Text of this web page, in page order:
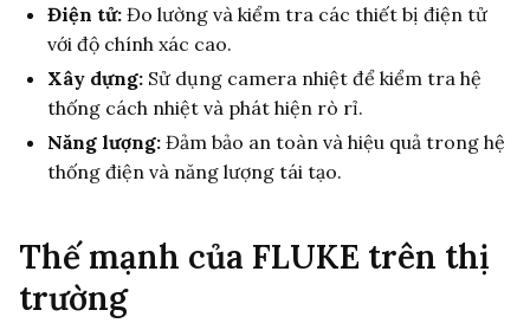
Điện tử: Đo lường và kiểm tra các thiết bị điện tử
với độ chính xác cao.
Xây dựng: Sử dụng camera nhiệt để kiểm tra hệ
thống cách nhiệt và phát hiện rò rỉ.
Năng lượng: Đảm bảo an toàn và hiệu quả trong hệ
thống điện và năng lượng tái tạo.
Thế mạnh của FLUKE trên thị
trường